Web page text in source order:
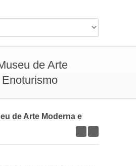
de Arte
de Arte Moderna e